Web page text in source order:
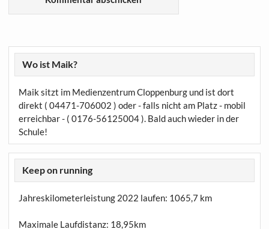
Wo ist Maik?
Maik sitzt im Medienzentrum Cloppenburg und ist dort
direkt ( 04471-706002 ) oder - falls nicht am Platz - mobil
erreichbar - ( 0176-56125004 ). Bald auch wieder in der
Schule!
Keep on running
Jahreskilometerleistung 2022 laufen: 1065,7 km
Maximale Laufdistanz: 18,95km